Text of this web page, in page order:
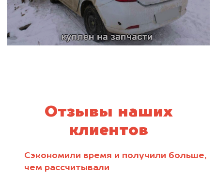
Отзывы наших
клиентов
Сэкономили время и получили больше,
чем рассчитывали